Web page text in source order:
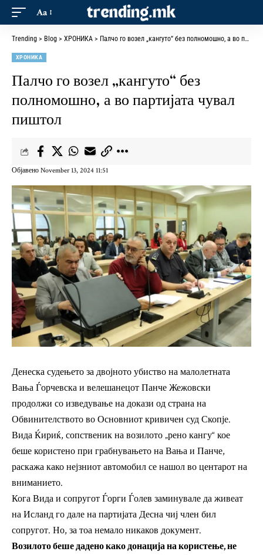
Aa
Trending > Blog > ХРОНИКА > Палчо го возел „кангуто“ без полномошно, а во партијата чувал пиштол
ХРОНИКА
Палчо го возел „кангуто“ без
полномошно, а во партијата чувал
пиштол
Објавено November 13, 2024 11:51
Денеска судењето за двојното убиство на малолетната
Вања Ѓорчевска и велешанецот Панче Жежовски
продолжи со изведување на докази од страна на
Обвинителството во Основниот кривичен суд Скопје.
Вида Ќириќ, сопственик на возилото „рено кангу“ кое
беше користено при грабнувањето на Вања и Панче,
раскажа како нејзниот автомобил се нашол во центарот на
вниманието.
Кога Вида и сопругот Ѓорги Ѓолев заминувале да живеат
на Исланд го дале на партијата Десна чиј член бил
сопругот. Но, за тоа немало никаков документ.
Возилото беше дадено како донација на користење, не